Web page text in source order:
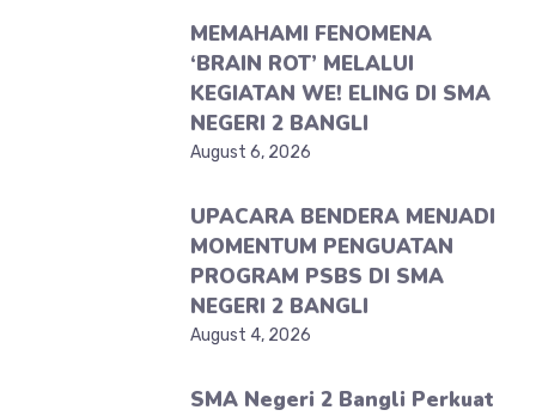
MEMAHAMI FENOMENA
‘BRAIN ROT’ MELALUI
KEGIATAN WE! ELING DI SMA
NEGERI 2 BANGLI
August 6, 2026
UPACARA BENDERA MENJADI
MOMENTUM PENGUATAN
PROGRAM PSBS DI SMA
NEGERI 2 BANGLI
August 4, 2026
SMA Negeri 2 Bangli Perkuat